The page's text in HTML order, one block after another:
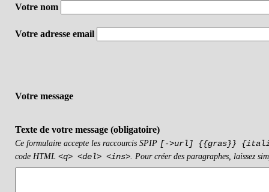
Votre nom
Votre adresse email
Votre message
Texte de votre message (obligatoire)
Ce formulaire accepte les raccourcis SPIP [->url] {{gras}}
code HTML <q> <del> <ins>. Pour créer des paragraphes, laissez